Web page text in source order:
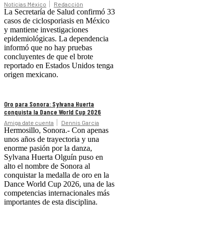
Noticias México Redacción
La Secretaría de Salud confirmó 33
casos de ciclosporiasis en México
y mantiene investigaciones
epidemiológicas. La dependencia
informó que no hay pruebas
concluyentes de que el brote
reportado en Estados Unidos tenga
origen mexicano.
Oro para Sonora: Sylvana Huerta
conquista la Dance World Cup 2026
Amiga date cuenta Dennis Garcia
Hermosillo, Sonora.- Con apenas
unos años de trayectoria y una
enorme pasión por la danza,
Sylvana Huerta Olguín puso en
alto el nombre de Sonora al
conquistar la medalla de oro en la
Dance World Cup 2026, una de las
competencias internacionales más
importantes de esta disciplina.